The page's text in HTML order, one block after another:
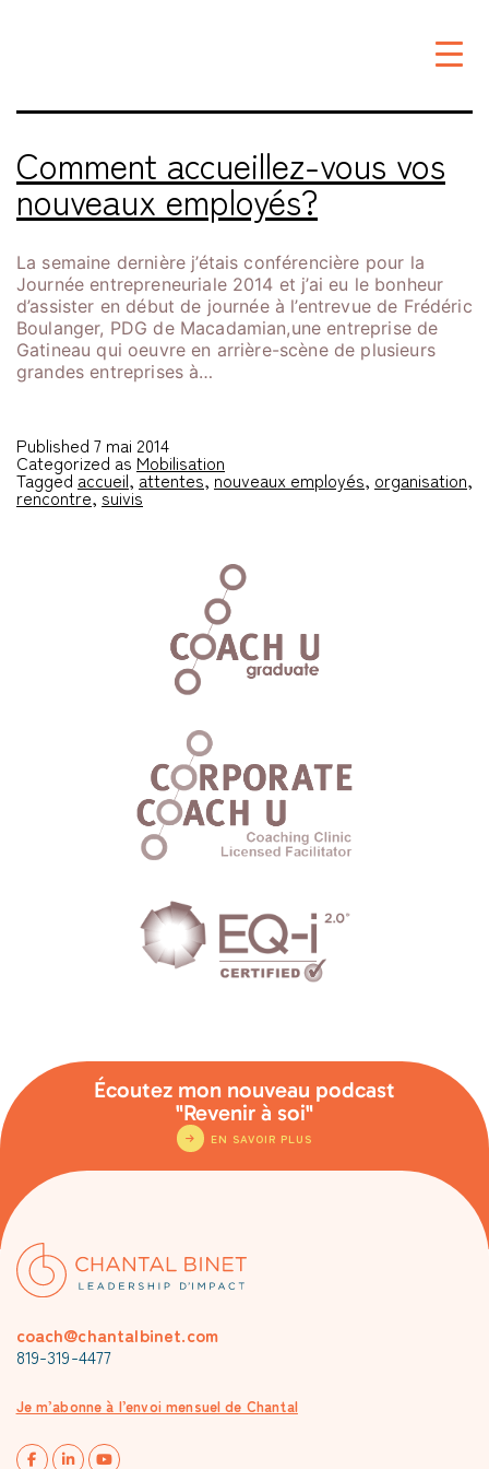
Comment accueillez-vous vos
nouveaux employés?
La semaine dernière j’étais conférencière pour la
Journée entrepreneuriale 2014 et j’ai eu le bonheur
d’assister en début de journée à l’entrevue de Frédéric
Boulanger, PDG de Macadamian,une entreprise de
Gatineau qui oeuvre en arrière-scène de plusieurs
grandes entreprises à…
Published 7 mai 2014
Categorized as Mobilisation
Tagged accueil,attentes,nouveaux employés, organisation,
rencontre,suivis
Écoutez mon nouveau podcast
"Revenir à soi"
EN SAVOIR PLUS
coach@chantalbinet.com
819-319-4477
Je m’abonne à l’envoi mensuel de Chantal